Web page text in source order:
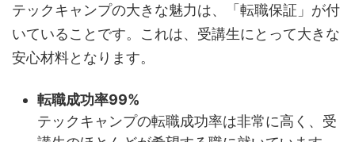
テックキャンプの大きな魅力は、「転職保証」が付
いていることです。これは、受講生にとって大きな
安心材料となります。
転職成功率99%
テックキャンプの転職成功率は非常に高く、受